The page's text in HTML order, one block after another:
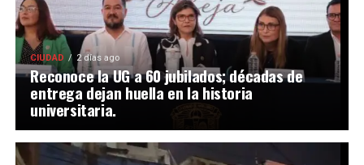
CIUDAD 2 días ago
Reconoce la UG a 60 jubilados; décadas de
entrega dejan huella en la historia
universitaria.